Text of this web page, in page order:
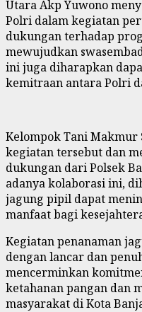
Utara Akp Yuwono
Polri dalam kegiatan
dukungan terhadap
mewujudkan
ini juga diharapkan
kemitraan antara Polri
Kelompok Tani
kegiatan tersebut dan
dukungan dari Polsek
adanya kolaborasi ini,
jagung pipil dapat
manfaat bagi
Kegiatan penanaman
dengan lancar dan
mencerminkan
ketahanan pangan dan
masyarakat di Kota